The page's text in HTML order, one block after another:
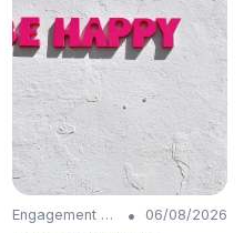
Engagement collaborateurs •
06/08/2026